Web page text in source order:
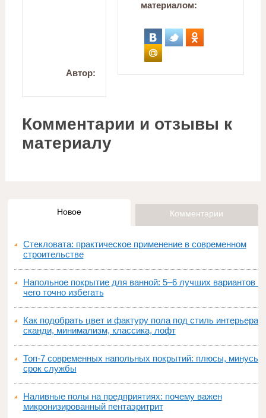
Автор:
материалом:
Комментарии и отзывы к
материалу
Новое Комментарии
Стекловата: практическое применение в современном
строительстве
Напольное покрытие для ванной: 5–6 лучших вариантов и
чего точно избегать
Как подобрать цвет и фактуру пола под стиль интерьера:
сканди, минимализм, классика, лофт
Топ‑7 современных напольных покрытий: плюсы, минусы,
срок службы
Наливные полы на предприятиях: почему важен
микронизированный пентаэритрит